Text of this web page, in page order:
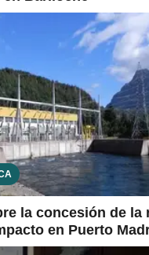
la concesión de la
en Puerto